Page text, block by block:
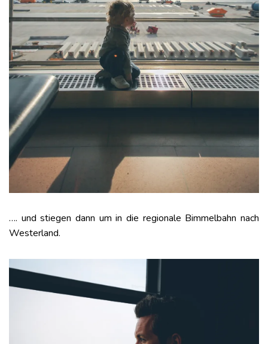
…. und stiegen dann um in die regionale Bimmelbahn nach
Westerland.